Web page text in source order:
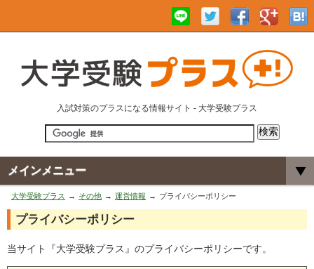
入試対策のプラスになる情報サイト - 大学受験プラス
大学受験プラス その他 運営情報 プライバシーポリシー
プライバシーポリシー
当サイト『大学受験プラス』のプライバシーポリシーです。
メインメニュー